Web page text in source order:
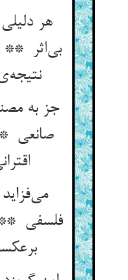
هر
بی‌اثر **
نتیجه‌ی خود نگر
جز به
صانعی
اقترانی قانعی
فلسفی **
برعکسش صفی